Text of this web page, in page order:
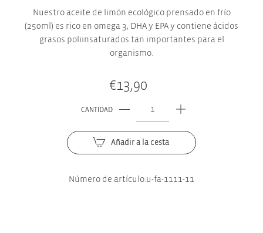
Nuestro aceite de limón ecológico prensado en frío
(250ml) es rico en omega 3, DHA y EPA y contiene ácidos
grasos poliinsaturados tan importantes para el
organismo.
13,90
€
CANTIDAD
linaza
con
Buchinger
Añadir a la cesta
Número de artículo:u-fa-1111-11